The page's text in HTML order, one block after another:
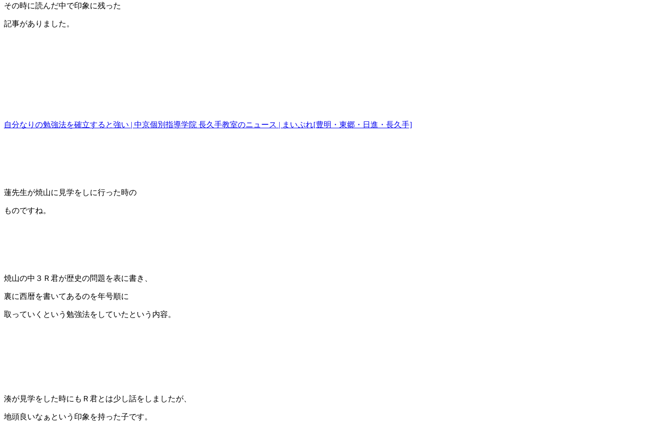
その時に読んだ中で印象に残った
記事がありました。
自分なりの勉強法を確立すると強い | 中京個別指導学院 長久手教室のニュース | まいぷれ[豊明・東郷・日進・長久手]
蓮先生が焼山に見学をしに行った時の
ものですね。
焼山の中３Ｒ君が歴史の問題を表に書き、
裏に西暦を書いてあるのを年号順に
取っていくという勉強法をしていたという内容。
湊が見学をした時にもＲ君とは少し話をしましたが、
地頭良いなぁという印象を持った子です。